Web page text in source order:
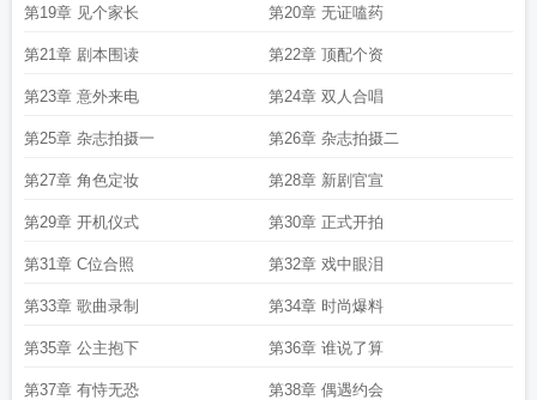
在外娱乐圈
第19章 见个家长 第20章 无证嗑药
第21章 剧本围读 第22章 顶配个资
第23章 意外来电 第24章 双人合唱
第25章 杂志拍摄一 第26章 杂志拍摄二
第27章 角色定妆 第28章 新剧官宣
第29章 开机仪式 第30章 正式开拍
第31章 C位合照 第32章 戏中眼泪
第33章 歌曲录制 第34章 时尚爆料
第35章 公主抱下 第36章 谁说了算
第37章 有恃无恐 第38章 偶遇约会